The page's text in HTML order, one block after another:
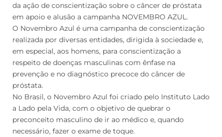
da ação de conscientização sobre o câncer de próstata
em apoio e alusão a campanha NOVEMBRO AZUL.
O Novembro Azul é uma campanha de conscientização
realizada por diversas entidades, dirigida à sociedade e,
em especial, aos homens, para conscientização a
respeito de doenças masculinas com ênfase na
prevenção e no diagnóstico precoce do câncer de
próstata.
No Brasil, o Novembro Azul foi criado pelo Instituto Lado
a Lado pela Vida, com o objetivo de quebrar o
preconceito masculino de ir ao médico e, quando
necessário, fazer o exame de toque.